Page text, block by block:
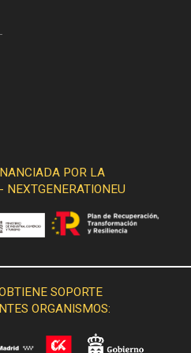
POR LA
NEXTGENERATIONEU
SOPORTE
ORGANISMOS: